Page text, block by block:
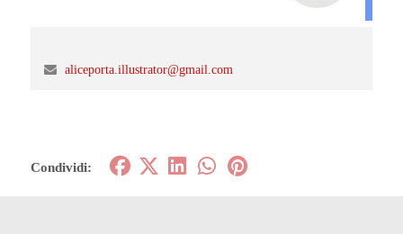
aliceporta.illustrator@gmail.com
Condividi: